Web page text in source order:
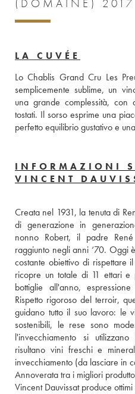
(DOMAINE) 2017
LA CUVÉE
Lo Chablis Grand Cru Les
semplicemente sublime, un
una grande complessità,
tostati. Il sorso esprime una
perfetto equilibrio gustativo e
INFORMAZIONI
VINCENT
Creata nel 1931, la tenuta di
di generazione in
nonno Robert, il padre
raggiunto negli anni ‘70. Oggi
costante obiettivo di rispettare
ricopre un totale di 11 ettari
bottiglie all'anno,
Rispetto rigoroso del terroir,
guidano tutto il suo lavoro: le
sostenibili, le rese sono
l'invecchiamento si
risultano vini freschi e
invecchiamento (da lasciare in
Annoverata tra i migliori
Vincent Dauvissat produce